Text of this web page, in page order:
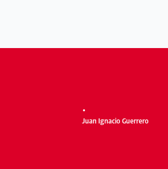
.
Juan Ignacio Guerrero